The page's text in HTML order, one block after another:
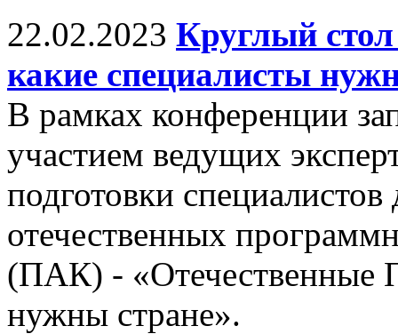
22.02.2023 Круглый
какие специалисты
В рамках конференции
участием ведущих
подготовки
отечественных
(ПАК) - «Отечественные
нужны стране».